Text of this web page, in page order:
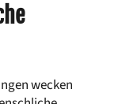
wecken